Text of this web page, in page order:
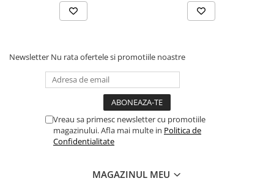
Newsletter Nu rata ofertele si promotiile noastre
Vreau sa primesc newsletter cu promotiile
magazinului. Afla mai multe in Politica de
Confidentialitate
MAGAZINUL MEU